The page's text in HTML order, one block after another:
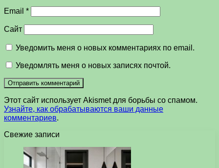
Email *
Сайт
Уведомить меня о новых комментариях по email.
Уведомлять меня о новых записях почтой.
Этот сайт использует Akismet для борьбы со спамом.
Узнайте, как обрабатываются ваши данные
комментариев.
Свежие записи